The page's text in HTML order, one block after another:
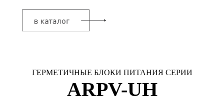
ГЕРМЕТИЧНЫЕ БЛОКИ ПИТАНИЯ СЕРИИ
ARPV-UH